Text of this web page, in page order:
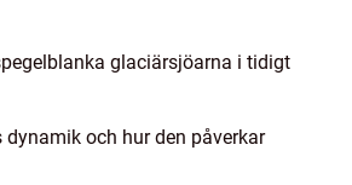
glaciärsjöarna i tidigt
dynamik och hur den påverkar